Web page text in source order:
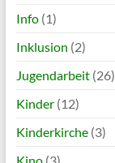
Info(1)
Inklusion (2)
Jugendarbeit(26)
Kinder(12)
Kinderkirche(3)